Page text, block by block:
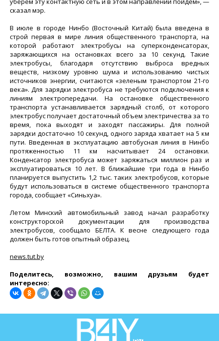
сказал мэр.
В июле в городе Нинбо (Восточный Китай) была введена в
строй первая в мире линия общественного транспорта, на
которой работают электробусы на суперконденсаторах,
заряжающихся на остановках всего за 10 секунд. Такие
электробусы, благодаря отсутствию выброса вредных
веществ, низкому уровню шума и использованию чистых
источников энергии, считаются «зеленым транспортом 21-го
века». Для зарядки электробуса не требуются подключения к
линиям электропередачи. На остановке общественного
транспорта устанавливается зарядный столб, от которого
электробус получает достаточный объем электричества за то
время, пока выходят и заходят пассажиры. Для полной
зарядки достаточно 10 секунд, одного заряда хватает на 5 км
пути. Введенная в эксплуатацию автобусная линия в Нинбо
протяженностью 11 км насчитывает 24 остановки.
Конденсатор электробуса может заряжаться миллион раз и
эксплуатироваться 10 лет. В ближайшие три года в Нинбо
планируется выпустить 1,2 тыс. таких электробусов, которые
будут использоваться в системе общественного транспорта
города, сообщает «Синьхуа».
Летом Минский автомобильный завод начал разработку
конструкторской документации для производства
электробусов, сообщало БЕЛТА. К весне следующего года
должен быть готов опытный образец.
news.tut.by
Поделитесь, возможно, вашим друзьям будет
интересно: